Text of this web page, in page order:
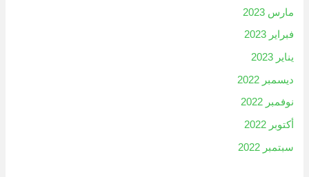
مارس 2023
فبراير 2023
يناير 2023
ديسمبر 2022
نوفمبر 2022
أكتوبر 2022
سبتمبر 2022